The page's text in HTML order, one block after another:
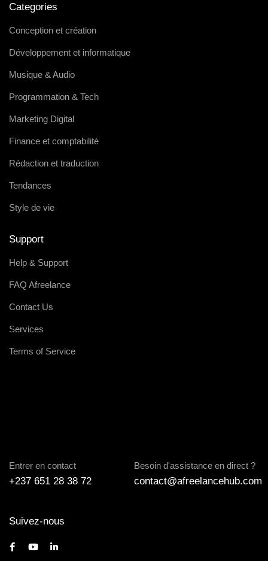
Categories
Conception et création
Développement et informatique
Musique & Audio
Programmation & Tech
Marketing Digital
Finance et comptabilité
Rédaction et traduction
Tendances
Style de vie
Support
Help & Support
FAQ Afreelance
Contact Us
Services
Terms of Service
Entrer en contact
+237 651 28 38 72
Besoin d'assistance en direct ?
contact@afreelancehub.com
Suivez-nous